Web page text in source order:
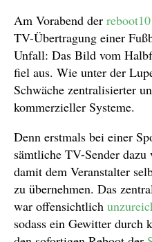
Am Vorabend der reboot10
TV-Übertragung einer
Unfall: Das Bild vom
fiel aus. Wie unter der
Schwäche zentralisierter
kommerzieller Systeme.
Denn erstmals bei einer
sämtliche TV-Sender
damit dem Veranstalter
zu übernehmen. Das
war offensichtlich
sodass ein Gewitter durch